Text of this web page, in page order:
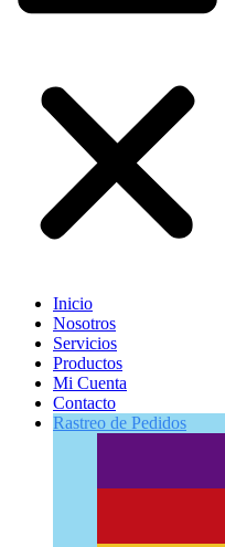
Inicio
Nosotros
Servicios
Productos
Mi Cuenta
Contacto
Rastreo de Pedidos